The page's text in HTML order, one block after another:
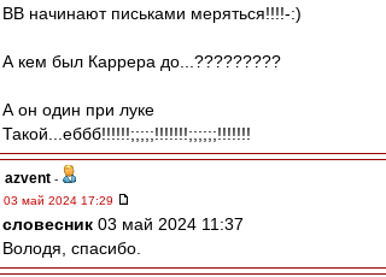
ВВ начинают письками меряться!!!!-:)
А кем был Каррера до...?????????
А он один при луке
Такой...еббб!!!!!!;;;;;!!!!!!!;;;;;;!!!!!!!
azvent -
03 май 2024 17:29
словесник 03 май 2024 11:37
Володя, спасибо.